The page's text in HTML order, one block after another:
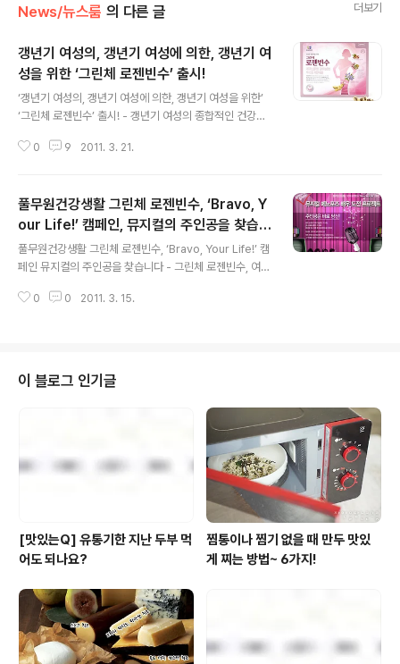
News/뉴스룸 의 다른 글 더보기
갱년기 여성의, 갱년기 여성에 의한, 갱년기 여
성을 위한 ‘그린체 로젠빈수’ 출시!
‘갱년기 여성의, 갱년기 여성에 의한, 갱년기 여성을 위한’
‘그린체 로젠빈수’ 출시! - 갱년기 여성의 종합적인 건강관
’대두 이소플라본’, 갱년기 여성 건강에 도움을 주는 개별인
인 풀무원건강생활 프리미엄 건강기능식품 브랜드 그린체
(www.pulmuoneha.co.kr, 대표 유창하)는 갱년기 여성
건강기능식품인 ‘로젠빈수(600mg x 336캡슐, 25만
원)’를 출시했다. ‘그린체 로젠빈수’는 대두 이소플라본, 보
라지꽃 종자유의 감마리놀렌산, 백수오와 당귀, 속단 등 전
통 허브에서 추출한 복합물질, 가리비조개의 칼슘, 초임계
0 9 2011. 3. 21.
풀무원건강생활 그린체 로젠빈수, ‘Bravo, Y
our Life!’ 캠페인, 뮤지컬의 주인공을 찾습니
다
풀무원건강생활 그린체 로젠빈수, ‘Bravo, Your Life!’ 캠
페인 뮤지컬의 주인공을 찾습니다 - 그린체 로젠빈수, 여성
인의 첫 번째 프로그램, ‘뮤지컬 메노포즈 배우 도전 프로젝
창하, www.pulmuoneHA.com)의 갱년기 여성 건강기
능식품인 그린체 로젠빈수는 여성의 꿈을 응원하는 ‘Brav
o, Your Life!’ 캠페인을 실시한다고 밝혔다. 아름답고 건
강한 삶을 꿈꾸는 여성을 응원하는 그린체 로젠빈수의 ‘Br
0 0 2011. 3. 15.
이 블로그 인기글
[맛있는Q] 유통기한 지난 두부 먹
어도 되나요?
찜통이나 찜기 없을 때 만두 맛있
게 찌는 방법~ 6가지!